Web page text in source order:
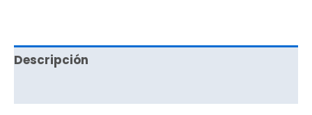
Descripción